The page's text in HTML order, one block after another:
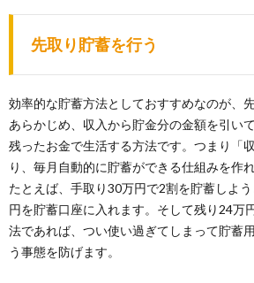
先取り貯蓄を行う
効率的な貯蓄方法としておすすめなのが、
あらかじめ、収入から貯金分の金額を引い
残ったお金で生活する方法です。つまり「
り、毎月自動的に貯蓄ができる仕組みを作れ
たとえば、手取り30万円で2割を貯蓄しよ
円を貯蓄口座に入れます。そして残り24万
法であれば、つい使い過ぎてしまって貯蓄
う事態を防げます。